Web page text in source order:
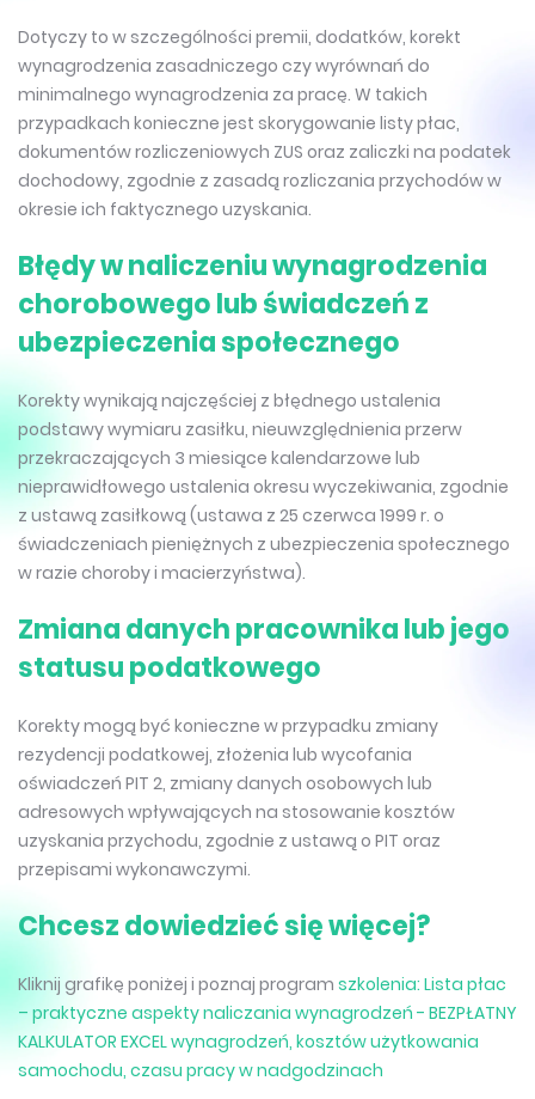
Dotyczy to w szczególności premii, dodatków, korekt
wynagrodzenia zasadniczego czy wyrównań do
minimalnego wynagrodzenia za pracę. W takich
przypadkach konieczne jest skorygowanie listy płac,
dokumentów rozliczeniowych ZUS oraz zaliczki na podatek
dochodowy, zgodnie z zasadą rozliczania przychodów w
okresie ich faktycznego uzyskania.
Błędy w naliczeniu wynagrodzenia
chorobowego lub świadczeń z
ubezpieczenia społecznego
Korekty wynikają najczęściej z błędnego ustalenia
podstawy wymiaru zasiłku, nieuwzględnienia przerw
przekraczających 3 miesiące kalendarzowe lub
nieprawidłowego ustalenia okresu wyczekiwania, zgodnie
z ustawą zasiłkową (ustawa z 25 czerwca 1999 r. o
świadczeniach pieniężnych z ubezpieczenia społecznego
w razie choroby i macierzyństwa).
Zmiana danych pracownika lub jego
statusu podatkowego
Korekty mogą być konieczne w przypadku zmiany
rezydencji podatkowej, złożenia lub wycofania
oświadczeń PIT 2, zmiany danych osobowych lub
adresowych wpływających na stosowanie kosztów
uzyskania przychodu, zgodnie z ustawą o PIT oraz
przepisami wykonawczymi.
Chcesz dowiedzieć się więcej?
Kliknij grafikę poniżej i poznaj program szkolenia: Lista płac
– praktyczne aspekty naliczania wynagrodzeń - BEZPŁATNY
KALKULATOR EXCEL wynagrodzeń, kosztów użytkowania
samochodu, czasu pracy w nadgodzinach